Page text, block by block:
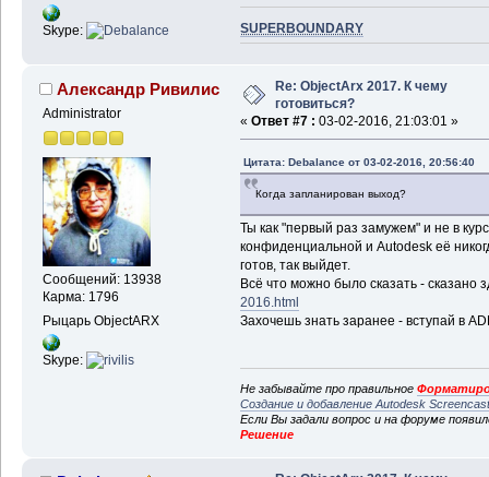
Skype: SUPERBOUNDARY
Александр Ривилис
Administrator
Сообщений: 13938
Карма: 1796
Рыцарь ObjectARX
Skype:
Re: ObjectArx 2017. К чему
готовиться?
« Ответ #7 : 03-02-2016, 21:03:01 »
Цитата: Debalance от 03-02-2016, 20:56:40
Когда запланирован выход?
Ты как "первый раз замужем" и не в
конфиденциальной и Autodesk её
готов, так выйдет.
Всё что можно было сказать - сказано
2016.html
Захочешь знать заранее - вступай в
Не забывайте про правильное
Создание и добавление Autodesk
Если Вы задали вопрос и на форуме
Решение